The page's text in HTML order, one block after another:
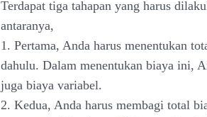
Terdapat tiga tahapan yang harus
antaranya,
1. Pertama, Anda harus menentukan
dahulu. Dalam menentukan biaya ini,
juga biaya variabel.
2. Kedua, Anda harus membagi total